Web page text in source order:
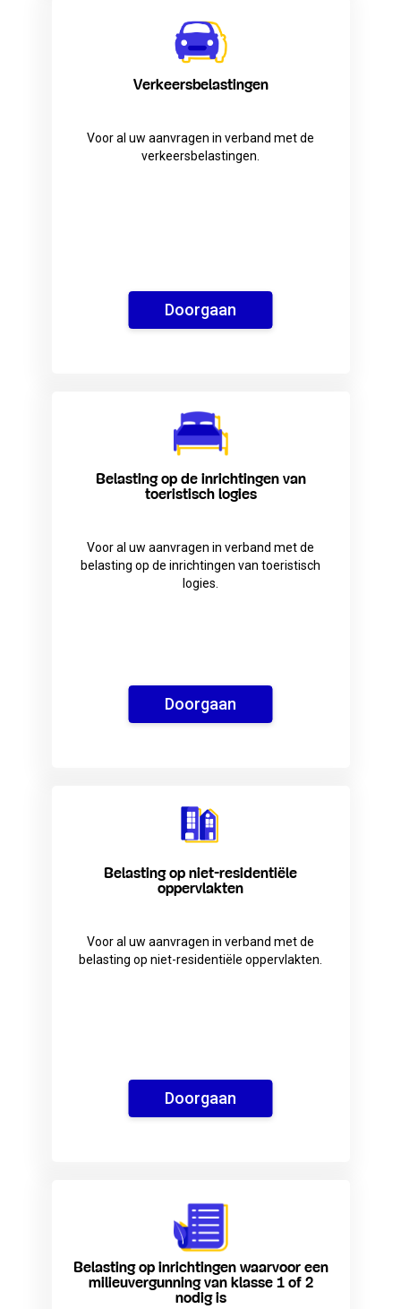
Verkeersbelastingen
​Voor al uw aanvragen in verband met de
verkeersbelastingen.
Doorgaan
Belasting op de inrichtingen van
toeristisch logies
Voor al uw aanvragen in verband met de
belasting op de inrichtingen van toeristisch
logies.
Doorgaan
Belasting op niet-residentiële
oppervlakten
Voor al uw aanvragen in verband met de
belasting op niet-residentiële oppervlakten.
Doorgaan
Belasting op inrichtingen waarvoor een
milieuvergunning van klasse 1 of 2
nodig is